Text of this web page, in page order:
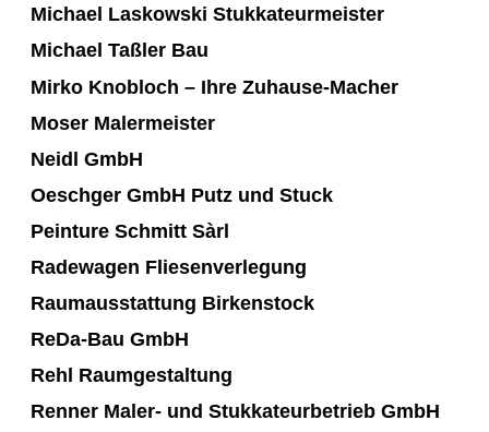
Michael Laskowski Stukkateurmeister
Michael Taßler Bau
Mirko Knobloch – Ihre Zuhause-Macher
Moser Malermeister
Neidl GmbH
Oeschger GmbH Putz und Stuck
Peinture Schmitt Sàrl
Radewagen Fliesenverlegung
Raumausstattung Birkenstock
ReDa-Bau GmbH
Rehl Raumgestaltung
Renner Maler- und Stukkateurbetrieb GmbH